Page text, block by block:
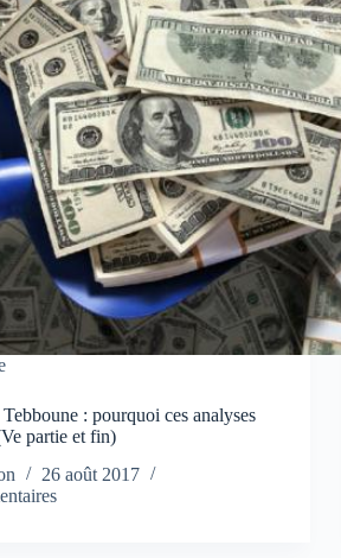
: pourquoi ces analyses
partie et fin)
26 août 2017